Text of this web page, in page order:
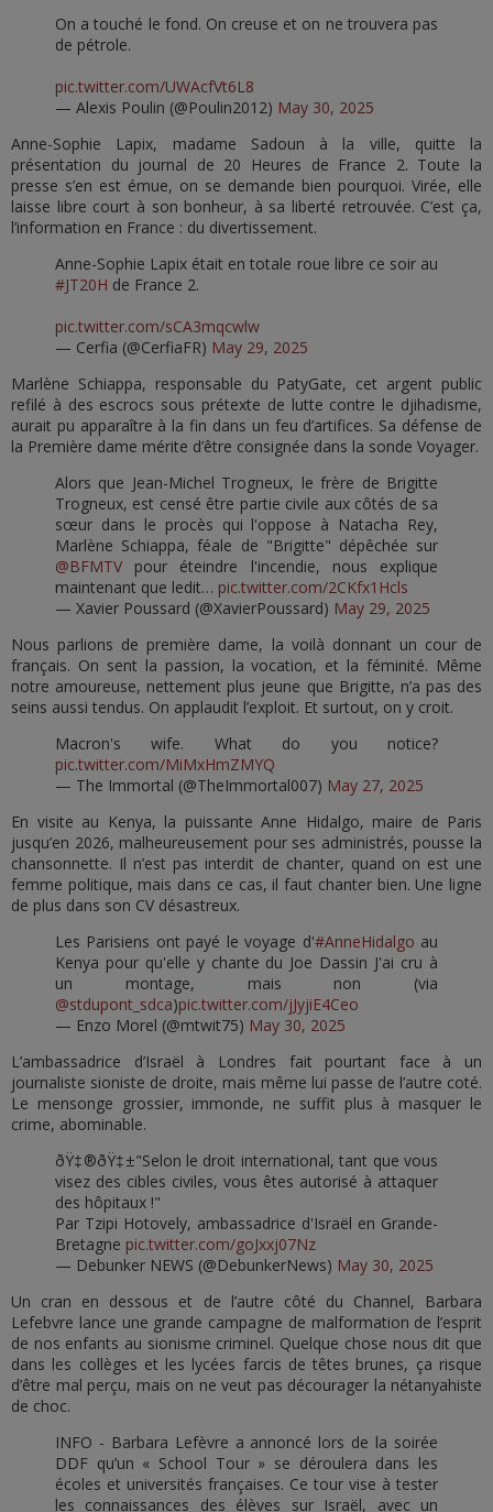
On a touché le fond. On creuse et on ne trouvera pas
de pétrole.
pic.twitter.com/UWAcfVt6L8
— Alexis Poulin (@Poulin2012) May 30, 2025
Anne-Sophie Lapix, madame Sadoun à la ville, quitte la
présentation du journal de 20 Heures de France 2. Toute la
presse s’en est émue, on se demande bien pourquoi. Virée, elle
laisse libre court à son bonheur, à sa liberté retrouvée. C’est ça,
l’information en France : du divertissement.
Anne-Sophie Lapix était en totale roue libre ce soir au
#JT20H de France 2.
pic.twitter.com/sCA3mqcwlw
— Cerfia (@CerfiaFR) May 29, 2025
Marlène Schiappa, responsable du PatyGate, cet argent public
refilé à des escrocs sous prétexte de lutte contre le djihadisme,
aurait pu apparaître à la fin dans un feu d’artifices. Sa défense de
la Première dame mérite d’être consignée dans la sonde Voyager.
Alors que Jean-Michel Trogneux, le frère de Brigitte
Trogneux, est censé être partie civile aux côtés de sa
sœur dans le procès qui l'oppose à Natacha Rey,
Marlène Schiappa, féale de "Brigitte" dépêchée sur
@BFMTV pour éteindre l'incendie, nous explique
maintenant que ledit… pic.twitter.com/2CKfx1Hcls
— Xavier Poussard (@XavierPoussard) May 29, 2025
Nous parlions de première dame, la voilà donnant un cour de
français. On sent la passion, la vocation, et la féminité. Même
notre amoureuse, nettement plus jeune que Brigitte, n’a pas des
seins aussi tendus. On applaudit l’exploit. Et surtout, on y croit.
Macron's wife. What do you notice?
pic.twitter.com/MiMxHmZMYQ
— The Immortal (@TheImmortal007) May 27, 2025
En visite au Kenya, la puissante Anne Hidalgo, maire de Paris
jusqu’en 2026, malheureusement pour ses administrés, pousse la
chansonnette. Il n’est pas interdit de chanter, quand on est une
femme politique, mais dans ce cas, il faut chanter bien. Une ligne
de plus dans son CV désastreux.
Les Parisiens ont payé le voyage d'#AnneHidalgo au
Kenya pour qu'elle y chante du Joe Dassin J'ai cru à
un montage, mais non (via
@stdupont_sdca)pic.twitter.com/jJyjiE4Ceo
— Enzo Morel (@mtwit75) May 30, 2025
L’ambassadrice d’Israël à Londres fait pourtant face à un
journaliste sioniste de droite, mais même lui passe de l’autre coté.
Le mensonge grossier, immonde, ne suffit plus à masquer le
crime, abominable.
ðŸ‡®ðŸ‡±"Selon le droit international, tant que vous
visez des cibles civiles, vous êtes autorisé à attaquer
des hôpitaux !"
Par Tzipi Hotovely, ambassadrice d'Israël en Grande-
Bretagne pic.twitter.com/goJxxj07Nz
— Debunker NEWS (@DebunkerNews) May 30, 2025
Un cran en dessous et de l’autre côté du Channel, Barbara
Lefebvre lance une grande campagne de malformation de l’esprit
de nos enfants au sionisme criminel. Quelque chose nous dit que
dans les collèges et les lycées farcis de têtes brunes, ça risque
d’être mal perçu, mais on ne veut pas décourager la nétanyahiste
de choc.
INFO - Barbara Lefèvre a annoncé lors de la soirée
DDF qu’un « School Tour » se déroulera dans les
écoles et universités françaises. Ce tour vise à tester
les connaissances des élèves sur Israël, avec un